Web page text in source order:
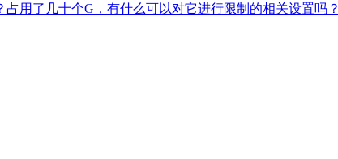
占用了几十个G，有什么可以对它进行限制的相关设置吗？